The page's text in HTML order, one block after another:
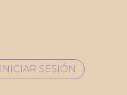
INICIAR SESIÓN